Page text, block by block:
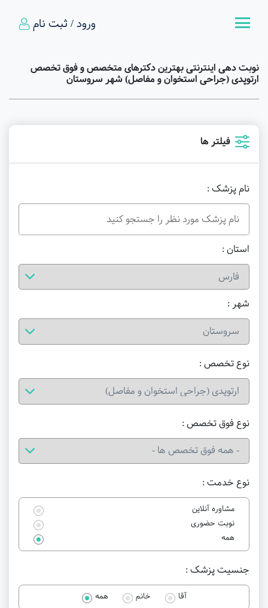
ورود / ثبت نام
نوبت دهی اینترنتی بهترین دکترهای متخصص و فوق تخصص
ارتوپدی (جراحی استخوان و مفاصل) شهر سروستان
فیلتر ها
نام پزشک :
استان :
شهر :
نوع خدمت :
مشاوره آنلاین
نوبت حضوری
همه
نوع تخصص :
نوع فوق تخصص :
جنسیت پزشک :
آقا خانم همه